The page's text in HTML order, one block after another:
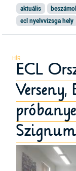
aktuális
ecl nyelvvizsga hely
ECL